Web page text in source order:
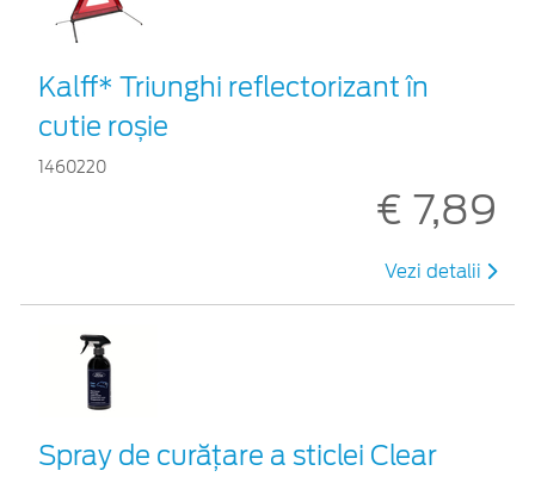
Kalff* Triunghi reflectorizant în
cutie roșie
1460220
€ 7,89
Vezi detalii
Spray de curățare a sticlei Clear